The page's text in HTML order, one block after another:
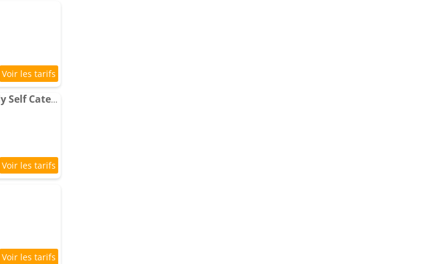
Appartements Greener Pastures - Normandy Self Catering Gites